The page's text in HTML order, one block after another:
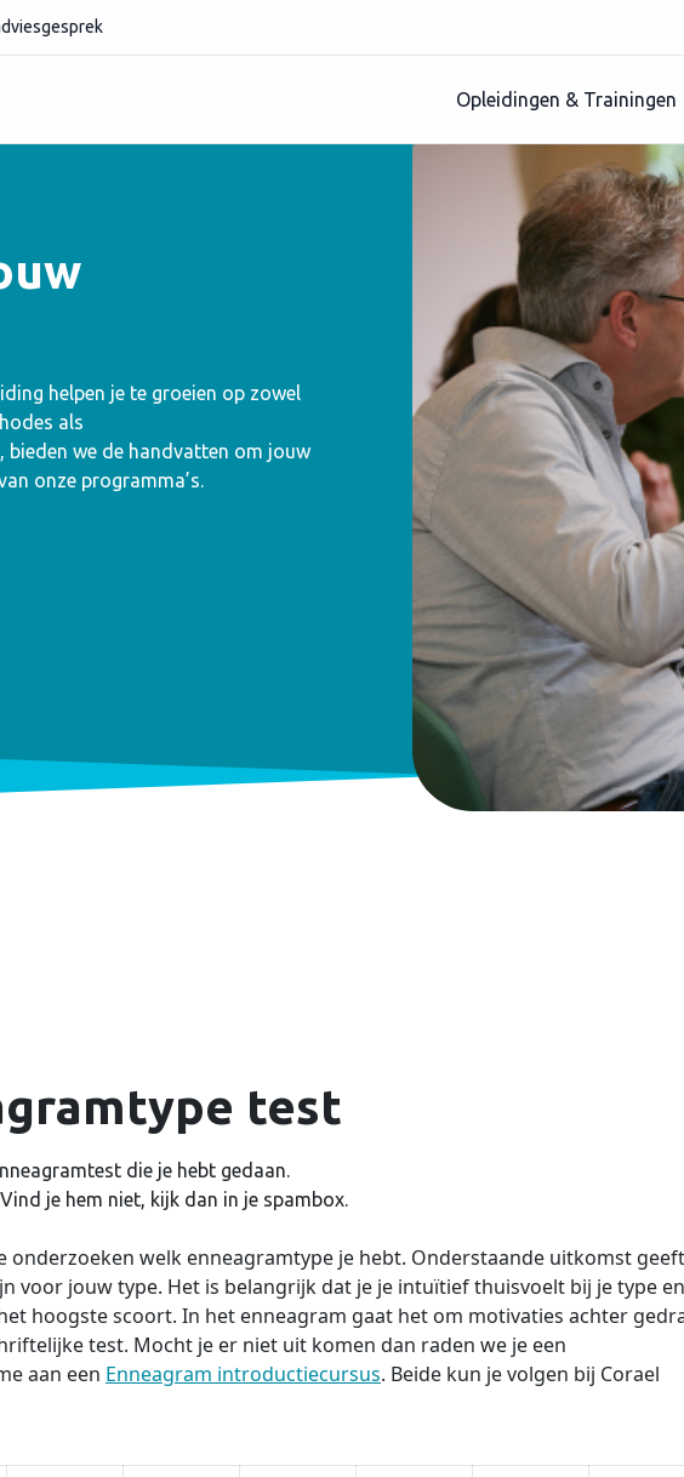
Opleidingen & Trainingen
helpen je te groeien op zowel
als
bieden we de handvatten om jouw
onze programma’s.
test
die je hebt gedaan.
je hem niet, kijk dan in je spambox.
onderzoeken welk enneagramtype je hebt. Onderstaande uitkomst geeft
voor jouw type. Het is belangrijk dat je je intuïtief thuisvoelt bij je type en
hoogste scoort. In het enneagram gaat het om motivaties achter
test. Mocht je er niet uit komen dan raden we je een
aan een Enneagram introductiecursus. Beide kun je volgen bij Corael